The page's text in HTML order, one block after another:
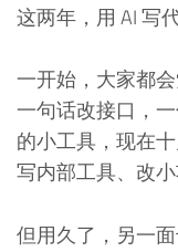
这两年，用 AI 写
一开始，大家都
一句话改接口，
的小工具，现在
写内部工具、改
但用久了，另一面